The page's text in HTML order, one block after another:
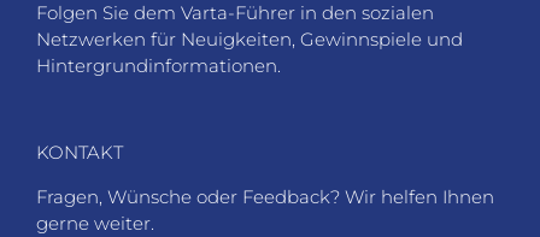
Folgen Sie dem Varta-Führer in den sozialen
Netzwerken für Neuigkeiten, Gewinnspiele und
Hintergrundinformationen.
KONTAKT
Fragen, Wünsche oder Feedback? Wir helfen Ihnen
gerne weiter.